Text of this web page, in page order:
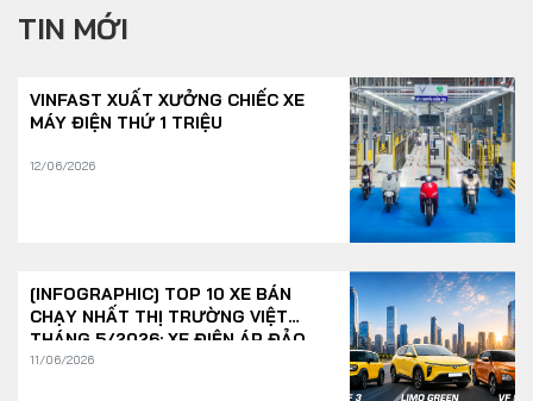
TIN MỚI
VINFAST XUẤT XƯỞNG CHIẾC XE
MÁY ĐIỆN THỨ 1 TRIỆU
12/06/2026
[INFOGRAPHIC] TOP 10 XE BÁN
CHẠY NHẤT THỊ TRƯỜNG VIỆT
THÁNG 5/2026: XE ĐIỆN ÁP ĐẢO
11/06/2026